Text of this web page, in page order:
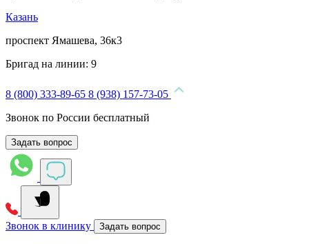
Казань
проспект Ямашева, 36к3
Бригад на линии: 9
8 (800) 333-89-65 8 (938) 157-73-05
Звонок по России бесплатный
Задать вопрос
Звонок в клинику Задать вопрос